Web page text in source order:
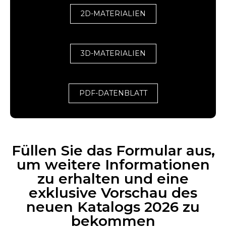
2D-MATERIALIEN
3D-MATERIALIEN
PDF-DATENBLATT
Füllen Sie das Formular aus,
um weitere Informationen
zu erhalten und eine
exklusive Vorschau des
neuen Katalogs 2026 zu
bekommen